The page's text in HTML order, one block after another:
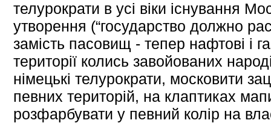
телурократи в усі віки існування
утворення (“государство должно
замість пасовищ - тепер нафтові і
території колись завойованих
німецькі телурократи, московити
певних територій, на клаптиках
розфарбувати у певний колір на